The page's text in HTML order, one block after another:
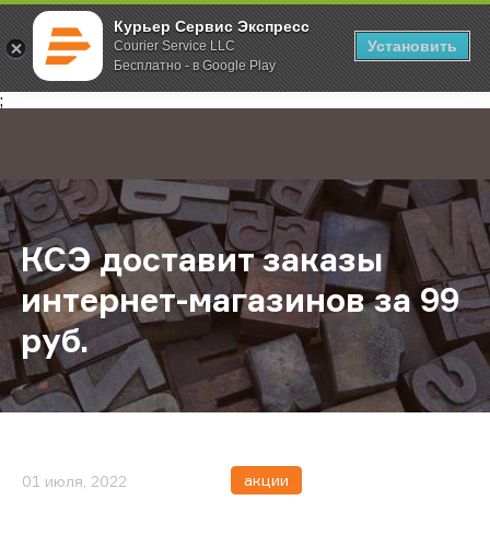
Курьер Сервис Экспресс
Courier Service LLC
Бесплатно - в Google Play
Установить
;
Главная О компании Новости КСЭ доставит заказы интернет-
КСЭ доставит заказы
интернет-магазинов за 99
руб.
01 июля, 2022 акции